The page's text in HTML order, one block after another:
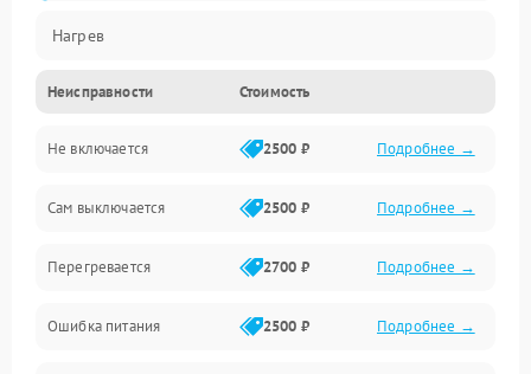
Нагрев
Неисправности Стоимость
Не включается 2500 ₽ Подробнее →
Сам выключается 2500 ₽ Подробнее →
Перегревается 2700 ₽ Подробнее →
Ошибка питания 2500 ₽ Подробнее →